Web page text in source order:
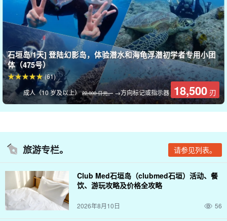
石垣岛/1天] 登陆幻影岛，体验潜水和海龟浮潜初学者专用小团
体（475号）
成人（10 岁及以上）22,000 日元。→方向标记或指示器 18,500 刃
(61)
旅游专栏。 请参见列表。
Club Med石垣岛（clubmed石垣）活动、餐
饮、游玩攻略及价格全攻略
2026年8月10日 56